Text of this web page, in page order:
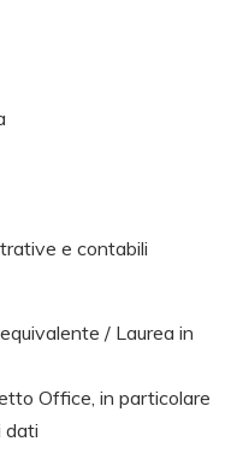
e contabili
/ Laurea in
Office, in particolare
dati